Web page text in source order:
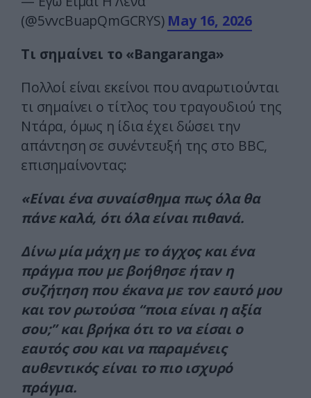
(@5vvcBuapQmGCRYS) May 16, 2026
Τι σημαίνει το «Bangaranga»
Πολλοί είναι εκείνοι που αναρωτιούνται
τι σημαίνει ο τίτλος του τραγουδιού της
Ντάρα, όμως η ίδια έχει δώσει την
απάντηση σε συνέντευξή της στο BBC,
επισημαίνοντας:
«Είναι ένα συναίσθημα πως όλα θα
πάνε καλά, ότι όλα είναι πιθανά.
Δίνω μία μάχη με το άγχος και ένα
πράγμα που με βοήθησε ήταν η
συζήτηση που έκανα με τον εαυτό μου
και τον ρωτούσα “ποια είναι η αξία
σου;” και βρήκα ότι το να είσαι ο
εαυτός σου και να παραμένεις
αυθεντικός είναι το πιο ισχυρό
πράγμα.